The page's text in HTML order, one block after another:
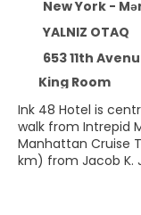
New York -
YALNIZ OTAQ
653 11th
King Room
Ink 48 Hotel is
walk from Intrepid
Manhattan Cruise Terminal. This luxury
km) from Jacob K.
Don't miss out on